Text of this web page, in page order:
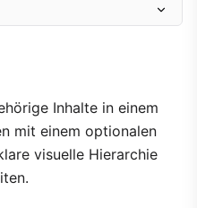
Inhalte in einem
mit einem optionalen
visuelle Hierarchie
Inhalte